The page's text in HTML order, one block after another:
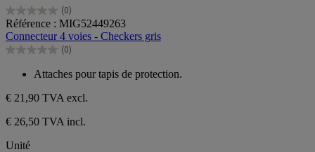
(0)
0.0
sur
5
étoiles.
Référence : MIG52449263
Connecteur 4 voies - Checkers gris
(0)
0.0
étoiles.
Attaches pour tapis de protection.
€ 21,90 TVA excl.
€ 26,50 TVA incl.
Unité